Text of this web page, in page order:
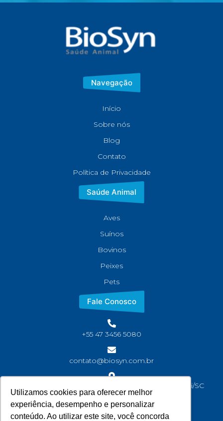
Utilizamos cookies para oferecer melhor
experiência, desempenho e personalizar
conteúdo. Ao utilizar este site, você concorda
Navegação
Início
Sobre nós
Blog
Contato
Política de Privacidade
Saúde Animal
Aves
Suínos
Bovinos
Peixes
Pets
Fale Conosco
+55 47 3456 5080
contato@biosyn.com.br
Rua João Jaime Faria, S/N Bairro Corveta, Araquari/SC
CEP: 89245-000